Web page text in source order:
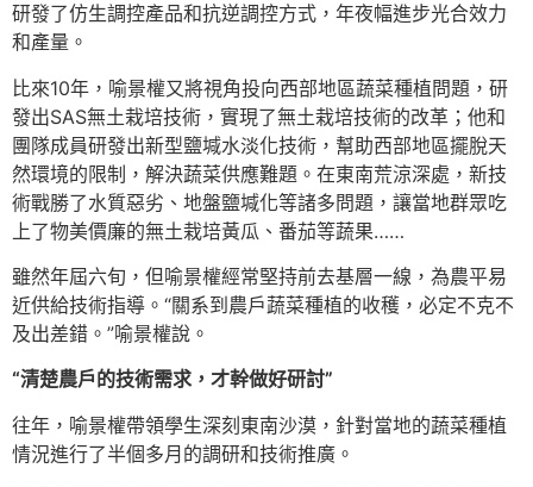
研發了仿生調控產品和抗逆調控方式，年夜幅進步光合效力
和產量。
比來10年，喻景權又將視角投向西部地區蔬菜種植問題，研
發出SAS無土栽培技術，實現了無土栽培技術的改革；他和
團隊成員研發出新型鹽堿水淡化技術，幫助西部地區擺脫天
然環境的限制，解決蔬菜供應難題。在東南荒涼深處，新技
術戰勝了水質惡劣、地盤鹽堿化等諸多問題，讓當地群眾吃
上了物美價廉的無土栽培黃瓜、番茄等蔬果……
雖然年屆六旬，但喻景權經常堅持前去基層一線，為農平易
近供給技術指導。“關系到農戶蔬菜種植的收穫，必定不克不
及出差錯。”喻景權說。
“清楚農戶的技術需求，才幹做好研討”
往年，喻景權帶領學生深刻東南沙漠，針對當地的蔬菜種植
情況進行了半個多月的調研和技術推廣。